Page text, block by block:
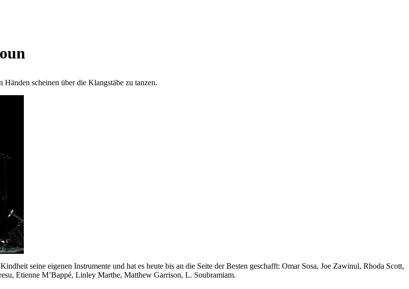
scheinen über die Klangstäbe zu tanzen.
seine eigenen Instrumente und hat es heute bis an die Seite der Besten geschafft: Omar Sosa, Joe Zawinul, Rhoda Scott,
Etienne M’Bappé, Linley Marthe, Matthew Garrison, L. Soubramiam.